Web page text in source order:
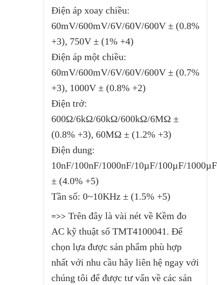
Điện áp xoay chiều:
60mV/600mV/6V/60V/600V ± (0.8%
+3), 750V ± (1% +4)
Điện áp một chiều:
60mV/600mV/6V/60V/600V ± (0.7%
+3), 1000V ± (0.8% +2)
Điện trở:
600Ω/6kΩ/60kΩ/600kΩ/6MΩ ±
(0.8% +3), 60MΩ ± (1.2% +3)
Điện dung:
10nF/100nF/1000nF/10µF/100µF/
± (4.0% +5)
Tần số: 0~10KHz ± (1.5% +5)
=>> Trên đây là vài nét về Kềm đo
AC kỹ thuật số TMT4100041. Để
chọn lựa được sản phẩm phù hợp
nhất với nhu cầu hãy liên hệ ngay với
chúng tôi để được tư vấn về các sản